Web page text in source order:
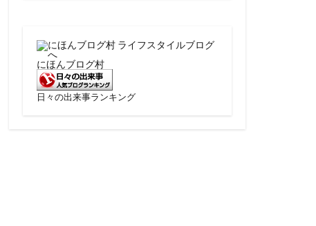
にほんブログ村
日々の出来事ランキング